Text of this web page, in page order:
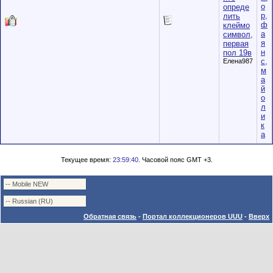
опреде
лить
клеймо
символ,
первая
пол 19в
Елена987
о
р,
ф
а
я
н
с,
м
а
й
о
л
и
к
а
Текущее время: 23:59:40. Часовой пояс GMT +3.
Обратная связь - Портал коллекционеров UUU - Вверх